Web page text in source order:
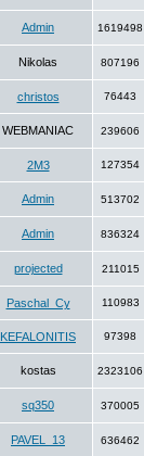
Admin 1619498
Nikolas 807196
christos 76443
WEBMANIAC 239606
2M3 127354
Admin 513702
Admin 836324
projected 211015
Paschal_Cy 110983
KEFALONITIS 97398
kostas 2323106
sq350 370005
PAVEL_13 636462